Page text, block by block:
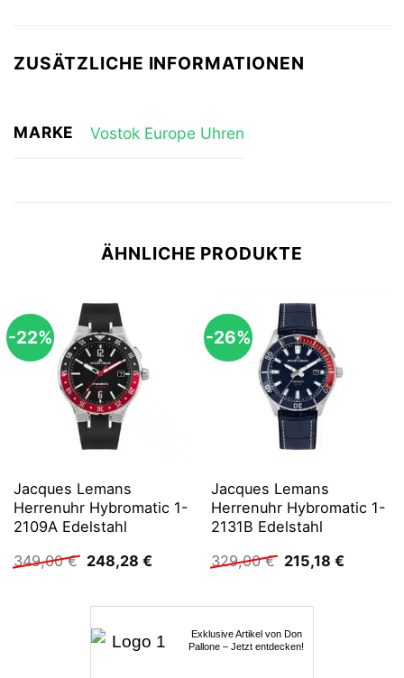
ZUSÄTZLICHE INFORMATIONEN
MARKE Vostok Europe Uhren
ÄHNLICHE PRODUKTE
-22%
Jacques Lemans
Herrenuhr Hybromatic 1-
2109A Edelstahl
349,00€ Ursprünglicher
Preis
349,00 €
248,28 €Aktueller
248,28 €.
-26%
Jacques Lemans
Herrenuhr Hybromatic 1-
2131B Edelstahl
329,00€ Ursprünglicher
Preis
329,00 €
215,18 €
Exklusive Artikel von Don
Pallone – Jetzt entdecken!